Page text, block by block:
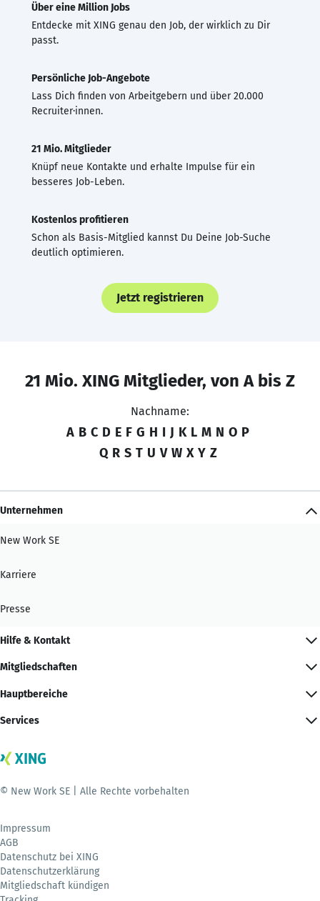
Über eine Million Jobs
Entdecke mit XING genau den Job, der wirklich zu Dir
passt.
Persönliche Job-Angebote
Lass Dich finden von Arbeitgebern und über 20.000
Recruiter·innen.
21 Mio. Mitglieder
Knüpf neue Kontakte und erhalte Impulse für ein
besseres Job-Leben.
Kostenlos profitieren
Schon als Basis-Mitglied kannst Du Deine Job-Suche
deutlich optimieren.
Jetzt registrieren
21 Mio. XING Mitglieder, von A bis Z
Nachname:
A B C D E F G H I J K L M N O P
Q R S T U V W X Y Z
Unternehmen
New Work SE
Karriere
Presse
Hilfe & Kontakt
Mitgliedschaften
Hauptbereiche
Services
© New Work SE | Alle Rechte vorbehalten
Impressum
AGB
Datenschutz bei XING
Datenschutzerklärung
Mitgliedschaft kündigen